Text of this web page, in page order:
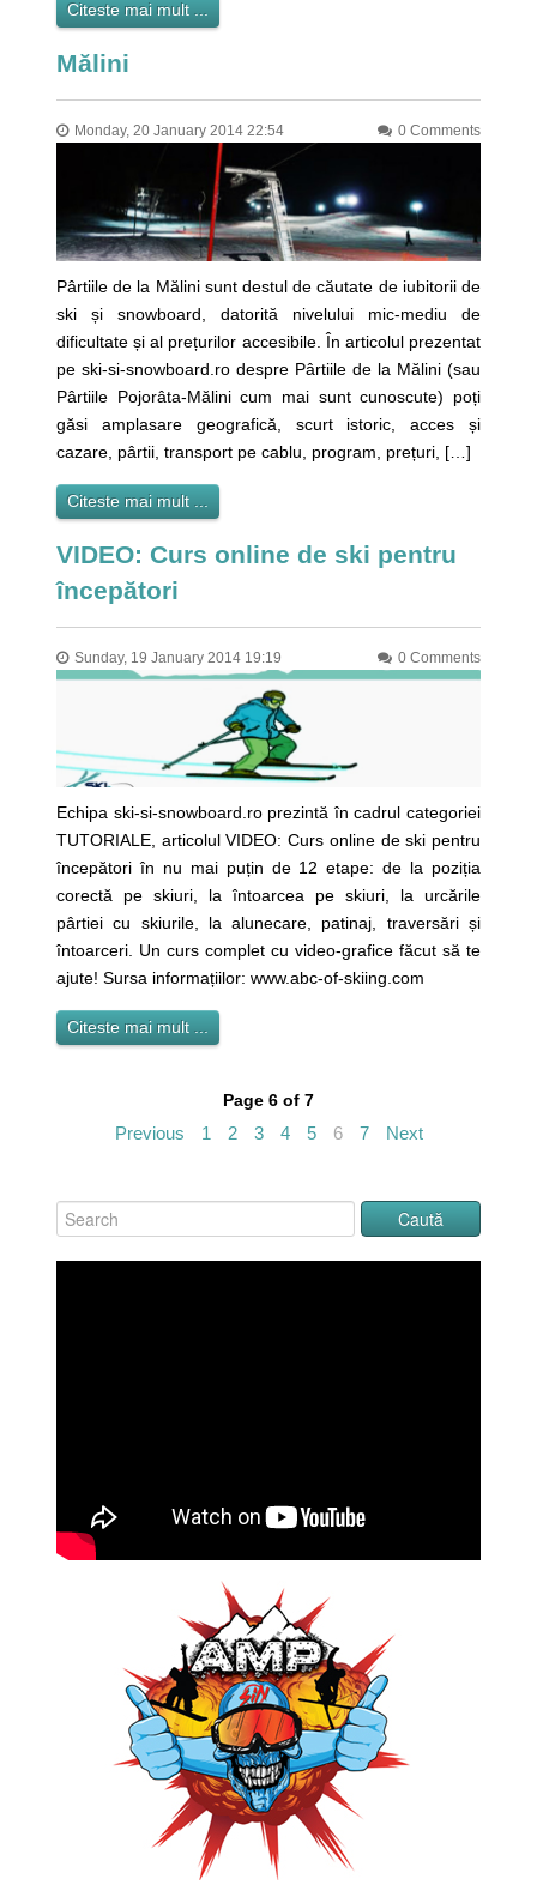
Citeste mai mult ...
Mălini
Monday, 20 January 2014 22:54 0 Comments
Pârtiile de la Mălini sunt destul de căutate de iubitorii de
ski și snowboard, datorită nivelului mic-mediu de
dificultate și al prețurilor accesibile. În articolul prezentat
pe ski-si-snowboard.ro despre Pârtiile de la Mălini (sau
Pârtiile Pojorâta-Mălini cum mai sunt cunoscute) poți
găsi amplasare geografică, scurt istoric, acces și
cazare, pârtii, transport pe cablu, program, prețuri, […]
Citeste mai mult ...
VIDEO: Curs online de ski pentru
începători
Sunday, 19 January 2014 19:19 0 Comments
Echipa ski-si-snowboard.ro prezintă în cadrul categoriei
TUTORIALE, articolul VIDEO: Curs online de ski pentru
începători în nu mai puțin de 12 etape: de la poziția
corectă pe skiuri, la întoarcea pe skiuri, la urcările
pârtiei cu skiurile, la alunecare, patinaj, traversări și
întoarceri. Un curs complet cu video-grafice făcut să te
ajute! Sursa informațiilor: www.abc-of-skiing.com
Citeste mai mult ...
Page 6 of 7
Previous 1 2 3 4 5 6 7 Next